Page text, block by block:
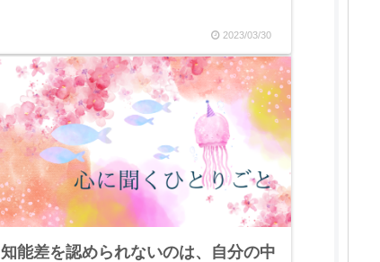
2023/03/30
知能差を認められないのは、自分の中